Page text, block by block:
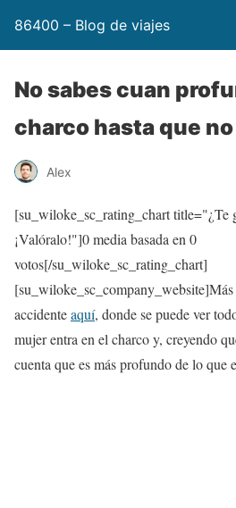
86400 – Blog de viajes
No sabes cuan
charco hasta que
Alex
[su_wiloke_sc_rating_chart title="¿Te
¡Valóralo!"]0media basada en 0
votos[/su_wiloke_sc_rating_chart]
[su_wiloke_sc_company_website]Más
accidenteaquí, donde se puede ver
mujer entra en el charco y, creyendo
cuenta que es más profundo de lo que